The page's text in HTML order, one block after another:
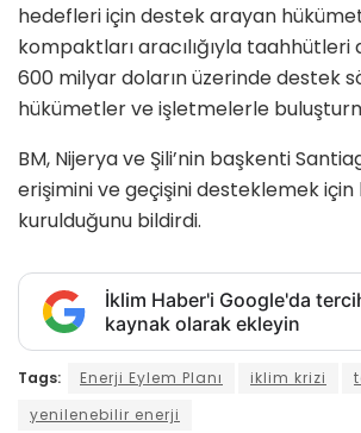
hedefleri için destek arayan
kompaktları aracılığıyla
600 milyar doların üzerinde destek
hükümetler ve işletmelerle
BM, Nijerya ve Şili’nin başkenti
erişimini ve geçişini desteklemek
kurulduğunu bildirdi.
İklim Haber'i Google'da
kaynak olarak ekleyin
Tags: Enerji Eylem Planı iklim krizi
yenilenebilir enerji